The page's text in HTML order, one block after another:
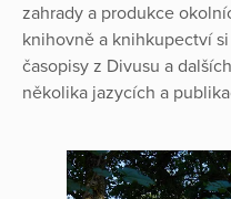
zahrady a produkce
knihovně a knihkupectví
časopisy z Divusu a
několika jazycích a